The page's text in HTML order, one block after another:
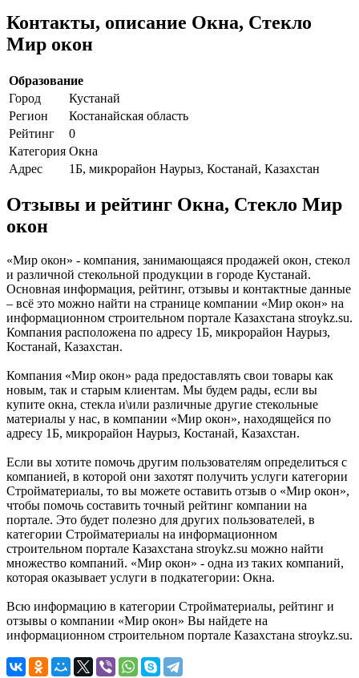
Контакты, описание Окна, Стекло
Мир окон
Образование
Город
Кустанай
Регион
Костанайская область
Рейтинг
0
Категория Окна
Адрес
1Б, микрорайон Наурыз, Костанай, Казахстан
Отзывы и рейтинг Окна, Стекло Мир
окон
«Мир окон» - компания, занимающаяся продажей окон, стекол
и различной стекольной продукции в городе Кустанай.
Основная информация, рейтинг, отзывы и контактные данные
– всё это можно найти на странице компании «Мир окон» на
информационном строительном портале Казахстана stroykz.su.
Компания расположена по адресу 1Б, микрорайон Наурыз,
Костанай, Казахстан.
Компания «Мир окон» рада предоставлять свои товары как
новым, так и старым клиентам. Мы будем рады, если вы
купите окна, стекла и\или различные другие стекольные
материалы у нас, в компании «Мир окон», находящейся по
адресу 1Б, микрорайон Наурыз, Костанай, Казахстан.
Если вы хотите помочь другим пользователям определиться с
компанией, в которой они захотят получить услуги категории
Стройматериалы, то вы можете оставить отзыв о «Мир окон»,
чтобы помочь составить точный рейтинг компании на
портале. Это будет полезно для других пользователей, в
категории Стройматериалы на информационном
строительном портале Казахстана stroykz.su можно найти
множество компаний. «Мир окон» - одна из таких компаний,
которая оказывает услуги в подкатегории: Окна.
Всю информацию в категории Стройматериалы, рейтинг и
отзывы о компании «Мир окон» Вы найдете на
информационном строительном портале Казахстана stroykz.su.